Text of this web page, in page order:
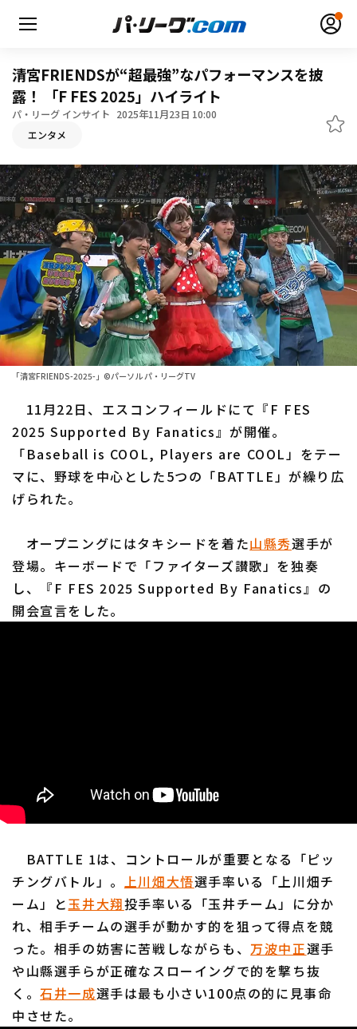
HOME
動画
日程・結果
順位表･成績
1軍公式戦
ファーム東地区
ファーム西地区
交流戦
選手名鑑
選手名鑑トップ
北海道日本ハムファイターズ
東北楽天ゴールデンイーグルス
埼玉西武ライオンズ
オリックス・バファローズ
福岡ソフトバンクホークス
ニュース
設定
利用規約 プライバシーポリシー
運営会社（別ウィンドウで開く） よくある質問
特定商取引法の表示 アルバイト募集（別ウィンドウで開く
清宮FRIENDSが“超最強”なパフォーマンスを披
露！ 「F FES 2025」ハイライト
パ・リーグ インサイト 2025年11月23日 10:00
エンタメ
「清宮FRIENDS-2025-」©パーソル パ・リーグTV
11月22日、エスコンフィールドにて『F FES
2025 Supported By Fanatics』が開催。
「Baseball is COOL, Players are COOL」をテー
マに、野球を中心とした5つの「BATTLE」が繰り広
げられた。
オープニングにはタキシードを着た山縣秀選手が
登場。キーボードで「ファイターズ讃歌」を独奏
し、『F FES 2025 Supported By Fanatics』の
開会宣言をした。
BATTLE 1は、コントロールが重要となる「ピッ
チングバトル」。 上川畑大悟選手率いる「上川畑チ
ーム」と玉井大翔投手率いる「玉井チーム」に分か
れ、相手チームの選手が動かす的を狙って得点を競
った。相手の妨害に苦戦しながらも、万波中正選手
や山縣選手らが正確なスローイングで的を撃ち抜
く。石井一成選手は最も小さい100点の的に見事命
中させた。